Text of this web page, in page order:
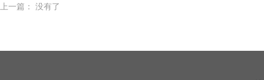
上一篇：没有了